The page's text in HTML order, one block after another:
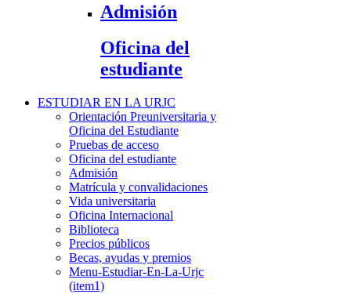
Admisión
Oficina del
estudiante
ESTUDIAR EN LA URJC
Orientación Preuniversitaria y
Oficina del Estudiante
Pruebas de acceso
Oficina del estudiante
Admisión
Matrícula y convalidaciones
Vida universitaria
Oficina Internacional
Biblioteca
Precios públicos
Becas, ayudas y premios
Menu-Estudiar-En-La-Urjc
(item1)